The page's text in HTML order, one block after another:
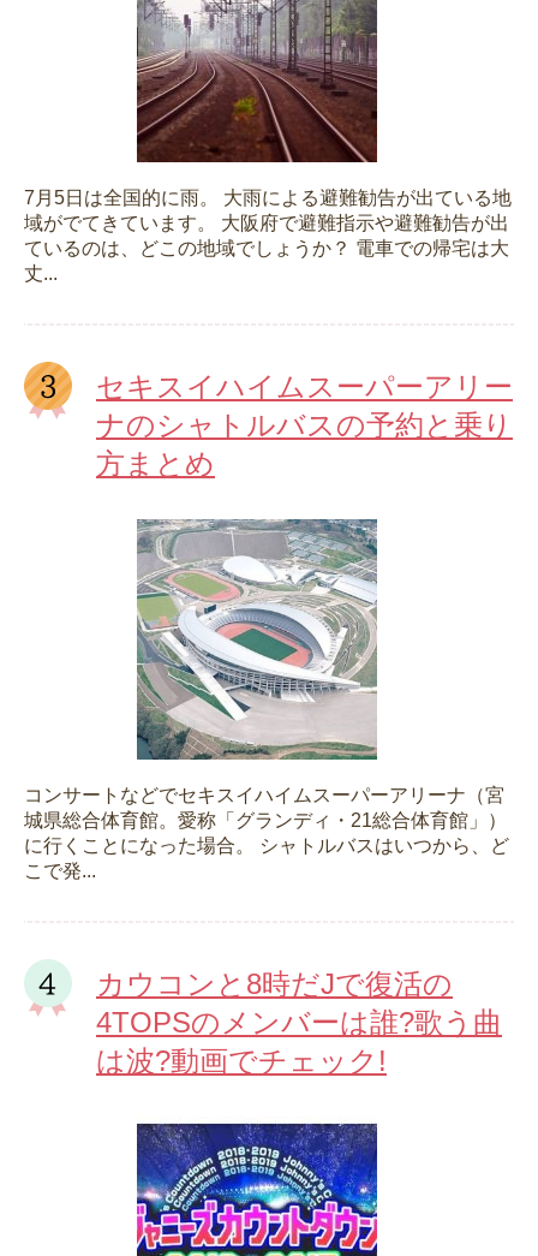
7月5日は全国的に雨。 大雨による避難勧告が出ている地
域がでてきています。 大阪府で避難指示や避難勧告が出
ているのは、どこの地域でしょうか？ 電車での帰宅は大
丈...
セキスイハイムスーパーアリー
ナのシャトルバスの予約と乗り
方まとめ
コンサートなどでセキスイハイムスーパーアリーナ（宮
城県総合体育館。愛称「グランディ・21総合体育館」）
に行くことになった場合。 シャトルバスはいつから、ど
こで発...
カウコンと8時だJで復活の
4TOPSのメンバーは誰?歌う曲
は波?動画でチェック!